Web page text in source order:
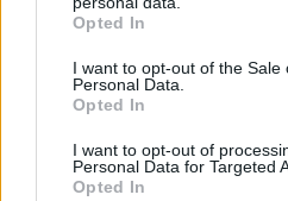
grant or deny consent to Google
use your data for below
consent section.
Opted In
I want to opt-out of the Sale
Personal Data.
Opted In
I want to opt-out of
Personal Data for Targeted
Opted In
Άγριο επεισόδιο με
ρεσάλτο σε βάρκα
βίντεο που «έγραψε» 15
Από τα βόρεια ξεκίνησε